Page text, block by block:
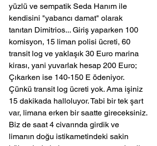
yüzlü ve sempatik Seda Hanım ile
kendisini "yabancı damat" olarak
tanıtan Dimitrios... Giriş yaparken 100
komisyon, 15 liman polisi ücreti, 60
transit log ve yaklaşık 30 Euro marina
kirası, yani yuvarlak hesap 200 Euro;
Çıkarken ise 140-150 E ödeniyor.
Çünkü transit log ücreti yok. Ama işiniz
15 dakikada halloluyor. Tabi bir tek şart
var, limana erken bir saatte gireceksiniz.
Biz de saat 4 civarında girdik ve
limanın doğu istikametindeki sakin